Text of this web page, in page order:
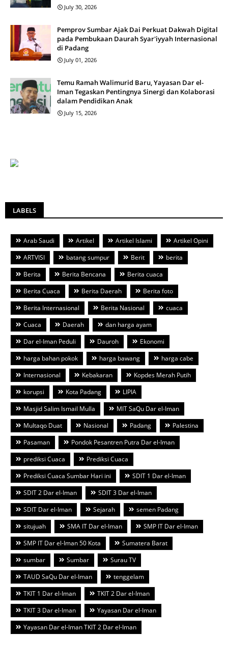
July 30, 2026
Pemprov Sumbar Ajak Dai Perkuat Dakwah Digital
pada Pembukaan Daurah Syar'iyyah Internasional
di Padang
July 01, 2026
Temu Ramah Walimurid Baru, Yayasan Dar el-
Iman Tegaskan Pentingnya Sinergi dan Kolaborasi
dalam Pendidikan Anak
July 15, 2026
LABELS
Arab Saudi Artikel Artikel Islami
Artikel Opini
ARTVISI
batang sumpur Berit
berita
Berita
Berita Bencana
Berita cuaca
Berita Cuaca
Berita Daerah
Berita foto
Berita Internasional
Berita Nasional
cuaca
Cuaca
Daerah
dan harga ayam
Dar el-Iman Peduli
Dauroh
Ekonomi
harga bahan pokok
harga bawang
harga cabe
Internasional
Kebakaran
Kopdes Merah Putih
korupsi
Kota Padang
LIPIA
Masjid Salim Ismail Mulla
MIT SaQu Dar el-Iman
Multaqo Duat
Nasional Padang
Palestina
Pasaman
Pondok Pesantren Putra Dar el-Iman
prediksi Cuaca
Prediksi Cuaca
Prediksi Cuaca Sumbar Hari ini
SDIT 1 Dar el-Iman
SDIT 2 Dar el-Iman
SDIT 3 Dar el-Iman
SDIT Dar el-Iman
Sejarah
semen Padang
situjuah
SMA IT Dar el-Iman
SMP IT Dar el-Iman
SMP IT Dar el-Iman 50 Kota
Sumatera Barat
sumbar
Sumbar
Surau TV
TAUD SaQu Dar el-Iman
tenggelam
TKIT 1 Dar el-Iman
TKIT 2 Dar el-Iman
TKIT 3 Dar el-Iman
Yayasan Dar el-Iman
Yayasan Dar el-Iman TKIT 2 Dar el-Iman